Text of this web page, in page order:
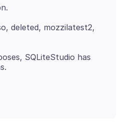
deleted, mozzilatest2,
SQLiteStudio has